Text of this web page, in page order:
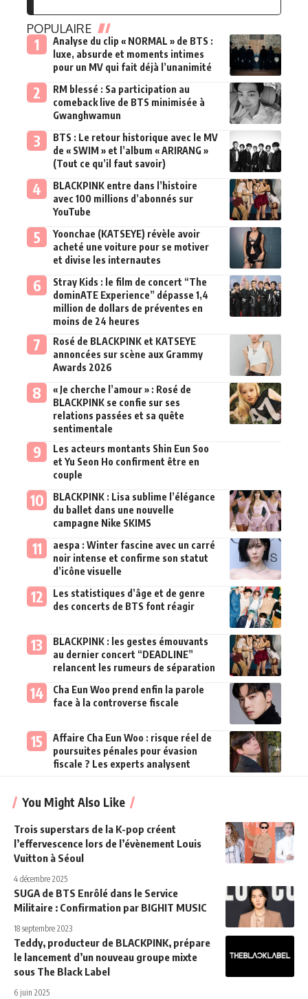
POPULAIRE
Analyse du clip « NORMAL » de BTS :
luxe, absurde et moments intimes
pour un MV qui fait déjà l’unanimité
RM blessé : Sa participation au
comeback live de BTS minimisée à
Gwanghwamun
BTS : Le retour historique avec le MV
de « SWIM » et l’album « ARIRANG »
(Tout ce qu’il faut savoir)
BLACKPINK entre dans l’histoire
avec 100 millions d’abonnés sur
YouTube
Yoonchae (KATSEYE) révèle avoir
acheté une voiture pour se motiver
et divise les internautes
Stray Kids : le film de concert “The
dominATE Experience” dépasse 1,4
million de dollars de préventes en
moins de 24 heures
Rosé de BLACKPINK et KATSEYE
annoncées sur scène aux Grammy
Awards 2026
« Je cherche l’amour » : Rosé de
BLACKPINK se confie sur ses
relations passées et sa quête
sentimentale
Les acteurs montants Shin Eun Soo
et Yu Seon Ho confirment être en
couple
BLACKPINK : Lisa sublime l’élégance
du ballet dans une nouvelle
campagne Nike SKIMS
aespa : Winter fascine avec un carré
noir intense et confirme son statut
d’icône visuelle
Les statistiques d’âge et de genre
des concerts de BTS font réagir
BLACKPINK : les gestes émouvants
au dernier concert “DEADLINE”
relancent les rumeurs de séparation
Cha Eun Woo prend enfin la parole
face à la controverse fiscale
Affaire Cha Eun Woo : risque réel de
poursuites pénales pour évasion
fiscale ? Les experts analysent
You Might Also Like
Trois superstars de la K-pop créent
l’effervescence lors de l’évènement Louis
Vuitton à Séoul
4 décembre 2025
SUGA de BTS Enrôlé dans le Service
Militaire : Confirmation par BIGHIT MUSIC
18 septembre 2023
Teddy, producteur de BLACKPINK, prépare
le lancement d’un nouveau groupe mixte
sous The Black Label
6 juin 2025